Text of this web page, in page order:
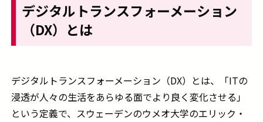
デジタルトランスフォーメーション
（DX）とは
デジタルトランスフォーメーション（DX）とは、「ITの
浸透が人々の生活をあらゆる面でより良く変化させる」
という定義で、スウェーデンのウメオ大学のエリック・